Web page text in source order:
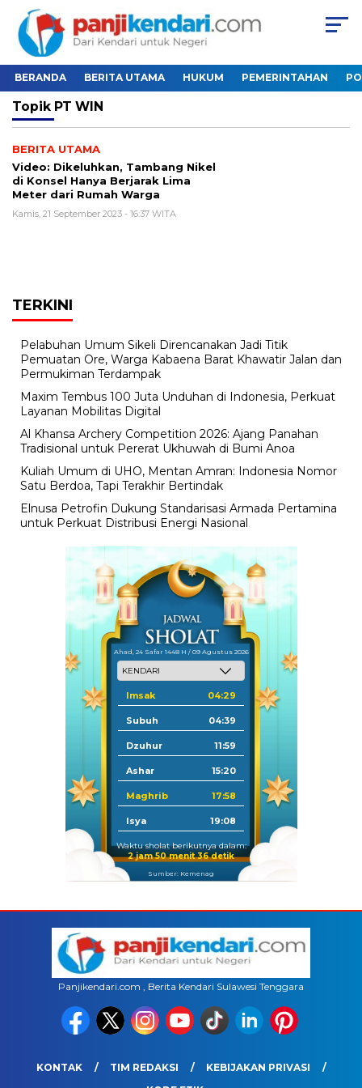
BERANDA BERITA UTAMA HUKUM PEMERINTAHAN
Topik PT WIN
BERITA UTAMA
Video: Dikeluhkan, Tambang Nikel
di Konsel Hanya Berjarak Lima
Meter dari Rumah Warga
Kamis, 21 September 2023 - 16:37 WITA
TERKINI
Pelabuhan Umum Sikeli Direncanakan Jadi Titik
Pemuatan Ore, Warga Kabaena Barat Khawatir Jalan dan
Permukiman Terdampak
Maxim Tembus 100 Juta Unduhan di Indonesia, Perkuat
Layanan Mobilitas Digital
Al Khansa Archery Competition 2026: Ajang Panahan
Tradisional untuk Pererat Ukhuwah di Bumi Anoa
Kuliah Umum di UHO, Mentan Amran: Indonesia Nomor
Satu Berdoa, Tapi Terakhir Bertindak
Elnusa Petrofin Dukung Standarisasi Armada Pertamina
untuk Perkuat Distribusi Energi Nasional
Ahad, 24 Safar 1448 H / 09 Agustus 2026
Imsak 04:29
Subuh 04:39
Dzuhur 11:59
Ashar 15:20
Maghrib 17:58
Isya 19:08
Waktu sholat berikutnya dalam:
2 jam 50 menit 36 detik
Sumber: Kemenag
Panjikendari.com , Berita Kendari Sulawesi Tenggara
KONTAK TIM REDAKSI
KEBIJAKAN PRIVASI